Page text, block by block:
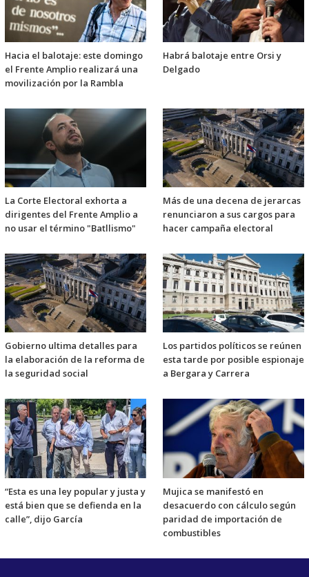
Hacia el balotaje: este domingo
el Frente Amplio realizará una
movilización por la Rambla
Habrá balotaje entre Orsi y
Delgado
La Corte Electoral exhorta a
dirigentes del Frente Amplio a
no usar el término "Batllismo"
Más de una decena de jerarcas
renunciaron a sus cargos para
hacer campaña electoral
Gobierno ultima detalles para
la elaboración de la reforma de
la seguridad social
Los partidos políticos se reúnen
esta tarde por posible espionaje
a Bergara y Carrera
“Esta es una ley popular y justa y
está bien que se defienda en la
calle”, dijo García
Mujica se manifestó en
desacuerdo con cálculo según
paridad de importación de
combustibles